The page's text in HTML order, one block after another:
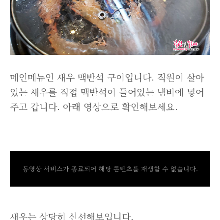
메인메뉴인 새우 맥반석 구이입니다. 직원이 살아
있는 새우를 직접 맥반석이 들어있는 냄비에 넣어
주고 갑니다. 아래 영상으로 확인해보세요.
동영상 서비스가 종료되어 해당 콘텐츠를 재생할 수 없습니다.
새우는 상당히 신선해보입니다.